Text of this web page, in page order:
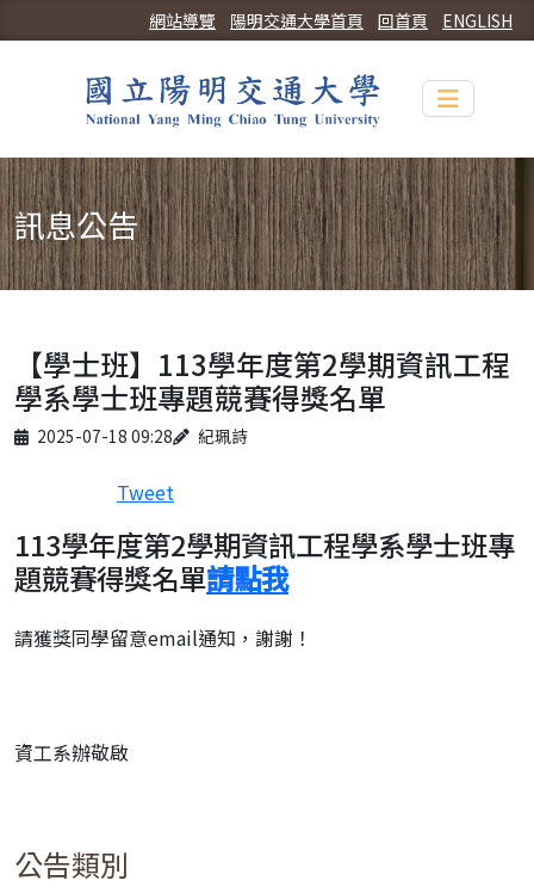
ENGLISH
回首頁
陽明交通大學首頁
網站導覽
Toggle
訊息公告
【學士班】113學年度第2學期資訊工程
學系學士班專題競賽得獎名單
Published on
2025-07-18 09:28
Author 紀珮詩
Tweet
113學年度第2學期資訊工程學系學士班專
題競賽得獎名單請點我
請獲獎同學留意email通知，謝謝！
資工系辦敬啟
公告類別